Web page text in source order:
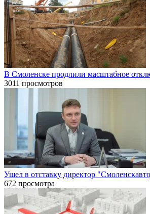
В Смоленске продлили масштабное
3011 просмотров
Ушел в отставку директор
672 просмотра